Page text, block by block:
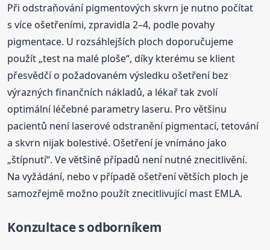
Při odstraňování pigmentových skvrn je nutno počítat
s více ošetřeními, zpravidla 2–4, podle povahy
pigmentace. U rozsáhlejších ploch doporučujeme
použít „test na malé ploše“, díky kterému se klient
přesvědčí o požadovaném výsledku ošetření bez
výrazných finančních nákladů, a lékař tak zvolí
optimální léčebné parametry laseru. Pro většinu
pacientů není laserové odstranění pigmentací, tetování
a skvrn nijak bolestivé. Ošetření je vnímáno jako
„štípnutí“. Ve většině případů není nutné znecitlivění.
Na vyžádání, nebo v případě ošetření větších ploch je
samozřejmě možno použít znecitlivující mast EMLA.
Konzultace s odborníkem